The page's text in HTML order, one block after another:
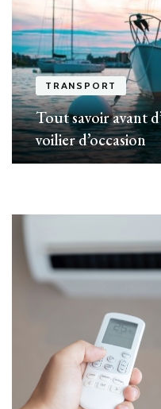
TRANSPORT
Tout savoir avant
voilier d’occasion